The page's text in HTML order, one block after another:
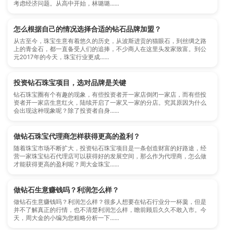
考虑经济问题。从高中开始，林璐璐......
怎么根据自己的情况选择合适的钻石品牌加盟？
从古至今，珠宝生意有着悠久的历史，从波斯进贡的猫眼石，到丝绸之路
上的青金石，都一直备受人们的追捧，不少商人在这里头发家致富。到公
元2017年的今天，珠宝行业更成......
投资钻石珠宝项目，选对品牌是关键
钻石珠宝圈有个有趣的现象，有些投资者开一家店倒闭一家店，而有些投
资者开一家店生意红火，陆续开启了一家又一家的分店。究其原因为什么
会出现这种现象呢？除了投资者自身......
做钻石珠宝代理商怎样获得更高的盈利？
随着珠宝市场不断扩大，投资钻石珠宝项目是一条创造财富的好路途，经
营一家珠宝钻石代理店可以获得好的发展空间，那么作为代理商，怎么做
才能获得更高的盈利呢？周大金珠宝......
做钻石生意赚钱吗？利润怎么样？
做钻石生意赚钱吗？利润怎么样？很多人想要在钻石行业分一杯羹，但是
并不了解真正的行情，也不清楚利润怎么样，瞻前顾后久久不敢入市。今
天，周大金的小编为您粗略分析一下......